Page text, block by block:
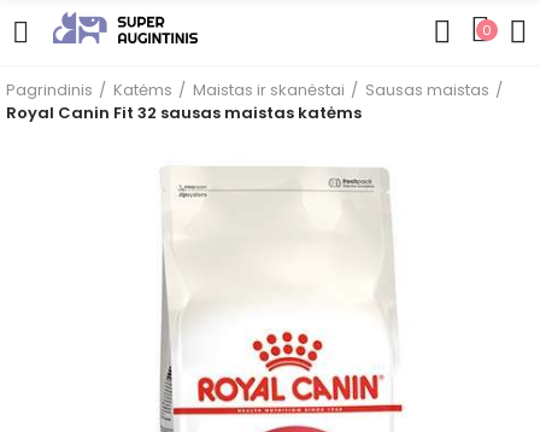
0
Pagrindinis Katėms Maistas ir skanėstai
Sausas maistas
Royal Canin Fit 32 sausas maistas katėms